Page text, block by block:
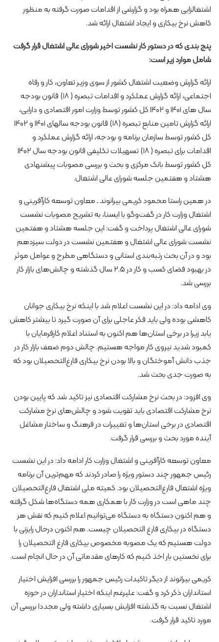
اشتغالزایی همراه بود و گزارشی از اقدامات صورت گرفته به منظور
کاهش نرخ بیکاری و ایجاد اشتغال ارائه شد.
پنج بندی که در دستور کار نشست اخیر شورای عالی اشتغال قرار گرفت
شامل موارد زیر است:
ارائه گزارش وضعیت اشتغال کشور از سوی وزیر تعاون، کار و رفاه
اجتماعی، ارائه گزارش عملکرد و اقدامات تبصره ( ۱۸) قانون بودجه
سال های ۱۴۰۱ و ۱۴۰۲ کل کشور توسط وزارت امور اقتصادی و دارایی،
ارائه گزارش تامین منابع تبصره (۱۸) قانون بودجه سالهای ۱۴۰۱ و ۱۴۰۲
کل کشور توسط سازمان برنامه و بودجه، ارائه گزارش عملکرد و
اقدامات برای تبصره ( ۱۸) تسهیلات تکلیفی قانون بودجه سال ۱۴۰۲
کل کشور توسط بانک مرکزی و بحث و بررسی مصوبات پیشنهادی
هشتاد و هفتمین جلسه شورای عالی اشتغال.
در همین راستا محمود کریمی بیرانوند ـ معاون توسعه کارآفرینی و
اشتغال وزارت کار در گفت‌وگو با ایسنا، به تشریح مصوبات نشست
شورای عالی اشتغال پرداخت و گفت: این جلسه هشتاد و هفتمین
نشست شورای عالی اشتغال و هفتمین نشست در دولت سیزدهم
بود و در آن بحث رتبه‌بندی استانی و دستگاهی مطرح و عوامل موثر
در بهبود فضای کسب و کار در ۲.۵ سال گذشته و چالش‌های بازار کار
بررسی شد.
وی ادامه داد: در این نشست اعلام شد با اینکه نرخ بیکاری جوانان
کاهشی بوده ولی باید فکر عاجلی برای آن صورت گیرد تا بیشتر کاهش
یابد زیرا در برخی استان‌ها هم اکنون به استناد اعلام کارفرمایان با
کمبود شدید نیروی کار مواجه هستیم. چالش دوم ضعف بازار کار در
جذب دانش آموختگان و بالا بودن نرخ بیکاری فارغ‌التحصیلان بود که
به صورت جدی بحث شد.
وی افزود: در بحث نرخ مشارکت اقتصادی نیز تاکید شد که پایین بودن
نرخ مشارکت اقتصادی باید تقویت شود و چالش‌های نرخ مشارکت
اقتصادی در برخی استان‌ها و تغییرات در فرهنگ و ساختار مشاغل
آینده مورد بحث و بررسی قرار گرفت.
معاون توسعه کارآفرینی و اشتغال وزارت کار ادامه داد: در این نشست
رئیس جمهور چند دستور ویژه را صادر کردند که مهم‌ترین آن برنامه
ویژه اشتغال فارغ‌التحصیلان بود. کمیته ملی اشتغال فارغ‌التحصیلان
چند ماهی است در وزارت کار با همکاری همه دستگاه‌ها شکل گرفته
و هم اکنون دستگاه به دستگاه می‌توانیم اعلام کنیم که نقش هر
دستگاه در بیکاری فارغ التحصیلان چیست. هم اکنون درحال رایزنی با
دولت هستیم که یک مصوبه مخصوص بیکاری فارغ التحصیلان را
برای نخستین بار اخذ کنیم که کارهای مقدماتی آن در حال انجام است.
کریمی بیرانوند از دیگر تاکیدات رئیس جمهور را بررسی افزایش اختیار
استانداران ذکر کرد و گفت: علیرغم اینکه اختیار استانداران در حوزه
اشتغال نسبت به گذشته افزایش بسیاری داشته ولی مجددا بررسی آن
مورد تاکید قرار گرفت.